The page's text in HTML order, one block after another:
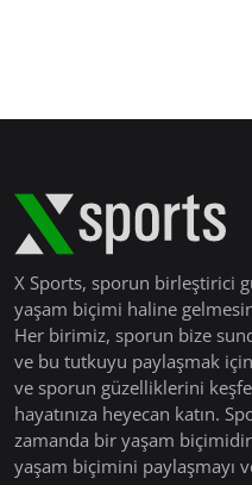
X Sports, sporun birleştirici
yaşam biçimi haline
Her birimiz, sporun bize
ve bu tutkuyu paylaşmak için
ve sporun güzelliklerini
hayatınıza heyecan katın.
zamanda bir yaşam
yaşam biçimini paylaşmayı